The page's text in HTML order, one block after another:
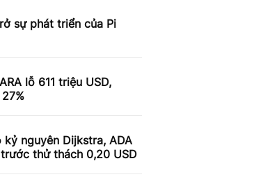
sự phát triển của Pi
lỗ 611 triệu USD,
nguyên Dijkstra, ADA
thử thách 0,20 USD